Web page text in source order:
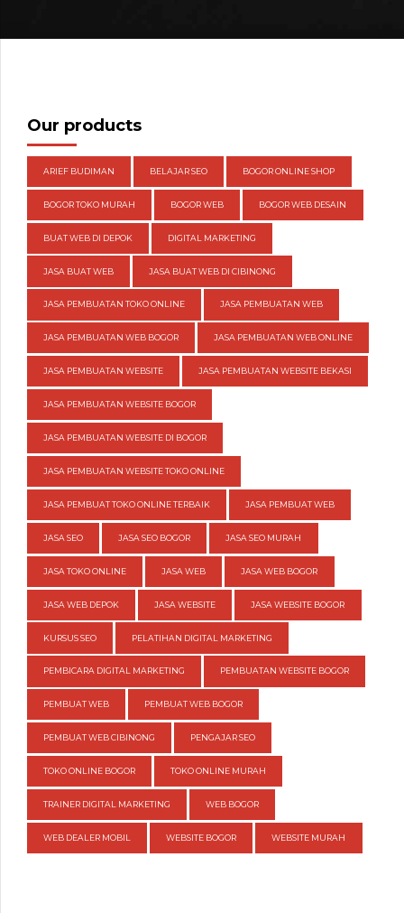
Our products
ARIEF BUDIMAN BELAJAR SEO BOGOR ONLINE SHOP
BOGOR TOKO MURAH BOGOR WEB BOGOR WEB DESAIN
BUAT WEB DI DEPOK DIGITAL MARKETING
JASA BUAT WEB JASA BUAT WEB DI CIBINONG
JASA PEMBUATAN TOKO ONLINE JASA PEMBUATAN WEB
JASA PEMBUATAN WEB BOGOR JASA PEMBUATAN WEB ONLINE
JASA PEMBUATAN WEBSITE JASA PEMBUATAN WEBSITE BEKASI
JASA PEMBUATAN WEBSITE BOGOR
JASA PEMBUATAN WEBSITE DI BOGOR
JASA PEMBUATAN WEBSITE TOKO ONLINE
JASA PEMBUAT TOKO ONLINE TERBAIK JASA PEMBUAT WEB
JASA SEO JASA SEO BOGOR JASA SEO MURAH
JASA TOKO ONLINE JASA WEB JASA WEB BOGOR
JASA WEB DEPOK JASA WEBSITE JASA WEBSITE BOGOR
KURSUS SEO PELATIHAN DIGITAL MARKETING
PEMBICARA DIGITAL MARKETING PEMBUATAN WEBSITE BOGOR
PEMBUAT WEB PEMBUAT WEB BOGOR
PEMBUAT WEB CIBINONG PENGAJAR SEO
TOKO ONLINE BOGOR TOKO ONLINE MURAH
TRAINER DIGITAL MARKETING WEB BOGOR
WEB DEALER MOBIL WEBSITE BOGOR WEBSITE MURAH